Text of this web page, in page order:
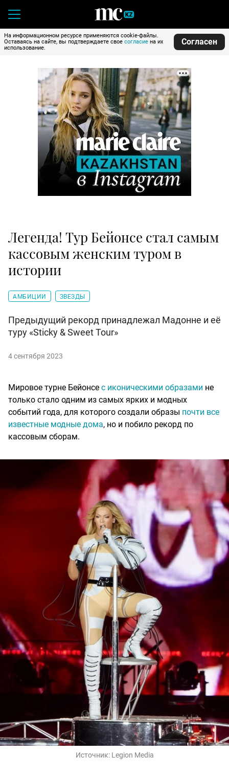
На информационном ресурсе применяются cookie-файлы.
Оставаясь на сайте, вы подтверждаете свое согласие на их
использование.
Согласен
Легенда! Тур Бейонсе стал самым
кассовым женским туром в
истории
АМБИЦИИ ЗВЕЗДЫ
Предыдущий рекорд принадлежал Мадонне и её
туру «Sticky & Sweet Tour»
4 сентября 2023
Мировое турне Бейонсе с иконическими образами не
только стало одним из самых ярких и модных
событий года, для которого создали образы почти все
известные модные дома, но и побило рекорд по
кассовым сборам.
Источник: Legion Media